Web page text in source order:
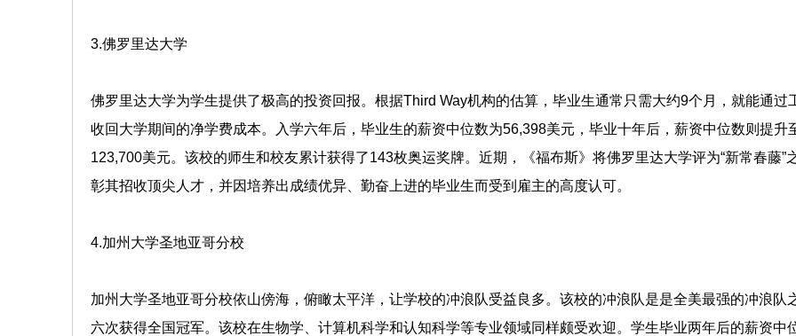
3.佛罗里达大学
佛罗里达大学为学生提供了极高的投资回报。根据Third Way机构的估算，毕业生通常只需大约9个月，就能通过
收回大学期间的净学费成本。入学六年后，毕业生的薪资中位数为56,398美元，毕业十年后，薪资中位数则提升
123,700美元。该校的师生和校友累计获得了143枚奥运奖牌。近期，《福布斯》将佛罗里达大学评为“新常春藤”
彰其招收顶尖人才，并因培养出成绩优异、勤奋上进的毕业生而受到雇主的高度认可。
4.加州大学圣地亚哥分校
加州大学圣地亚哥分校依山傍海，俯瞰太平洋，让学校的冲浪队受益良多。该校的冲浪队是是全美最强的冲浪队
六次获得全国冠军。该校在生物学、计算机科学和认知科学等专业领域同样颇受欢迎。学生毕业两年后的薪资中